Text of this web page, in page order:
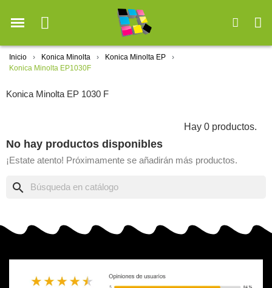
Inicio Konica Minolta
Konica Minolta EP
Konica Minolta EP1030F
Konica Minolta EP 1030 F
Hay 0 productos.
No hay productos disponibles
¡Estate atento! Próximamente se añadirán más productos.
search